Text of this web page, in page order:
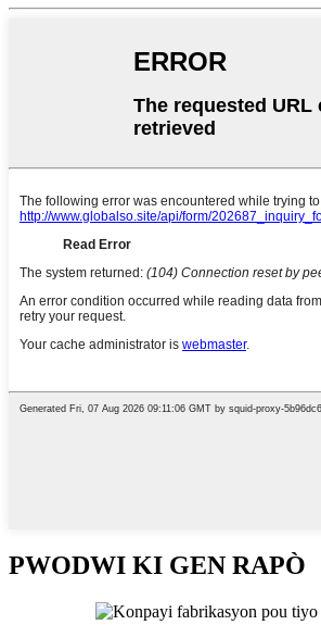
PWODWI KI GEN RAPÒ